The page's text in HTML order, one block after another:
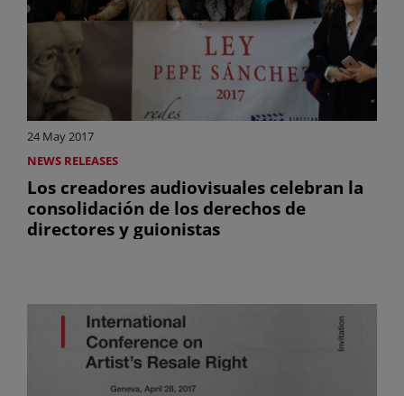
24 May 2017
NEWS RELEASES
Los creadores audiovisuales celebran la
consolidación de los derechos de
directores y guionistas